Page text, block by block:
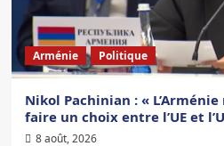
Arménie Politique
Nikol Pachinian : «
faire un choix entre l’UE et
8 août, 2026